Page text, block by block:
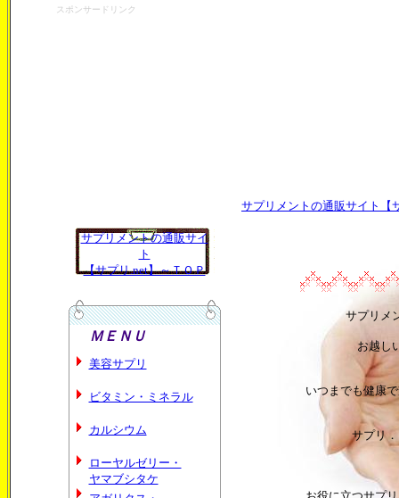
スポンサードリンク
サプリメントの通販サイ
ト
【サプリ.net】～ＴＯＰ
ＭＥＮＵ
美容サプリ
ビタミン・ミネラル
カルシウム
ローヤルゼリー・
ヤマブシタケ
サプリメントの通販サイト【
サプリメ
お越し
いつまでも健康
サプリ